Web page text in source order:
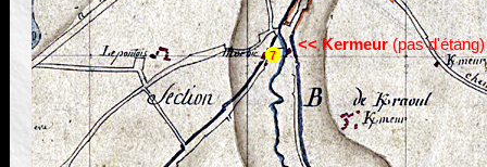
<< Kermeur(pas d'étang)
7